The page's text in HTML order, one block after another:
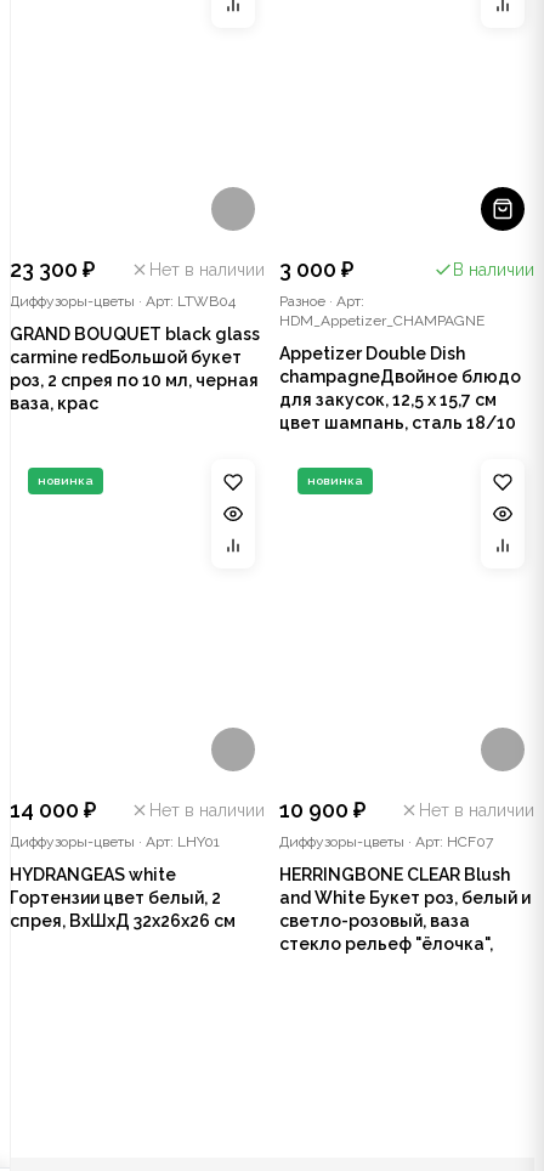
23 300 ₽ Нет в наличии
Диффузоры-цветы · Арт: LTWB04
GRAND BOUQUET black glass
carmine redБольшой букет
роз, 2 спрея по 10 мл, черная
ваза, крас
3 000 ₽ В наличии
Разное · Арт:
HDM_Appetizer_CHAMPAGNE
Appetizer Double Dish
champagneДвойное блюдо
для закусок, 12,5 х 15,7 см
цвет шампань, сталь 18/10
новинка
14 000 ₽ Нет в наличии
Диффузоры-цветы · Арт: LHY01
HYDRANGEAS white
Гортензии цвет белый, 2
спрея, ВхШхД 32х26х26 см
новинка
10 900 ₽ Нет в наличии
Диффузоры-цветы · Арт: HCF07
HERRINGBONE CLEAR Blush
and White Букет роз, белый и
светло-розовый, ваза
стекло рельеф "ёлочка",